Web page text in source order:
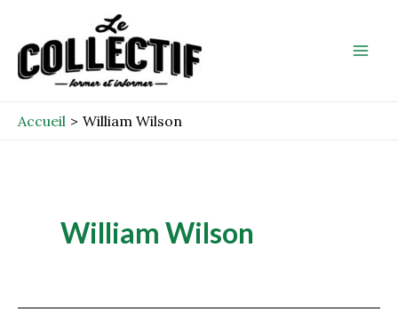
contenu
Accueil William Wilson
William Wilson